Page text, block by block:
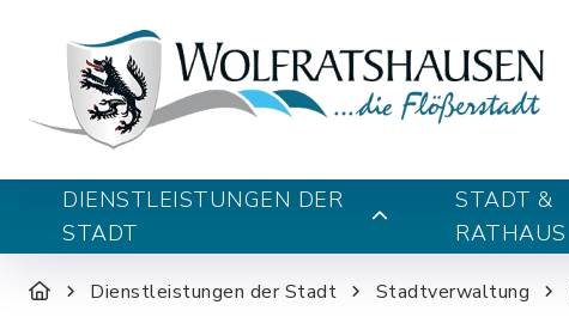
DIENSTLEISTUNGEN DER
STADT
STADT &
RATHAUS
Dienstleistungen der Stadt Stadtverwaltung